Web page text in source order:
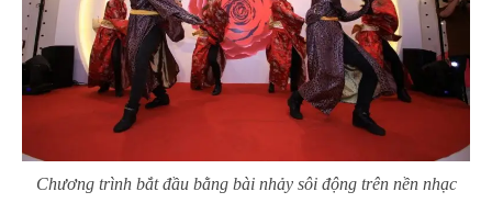
Chương trình bắt đầu bằng bài nhảy sôi động trên nền nhạc